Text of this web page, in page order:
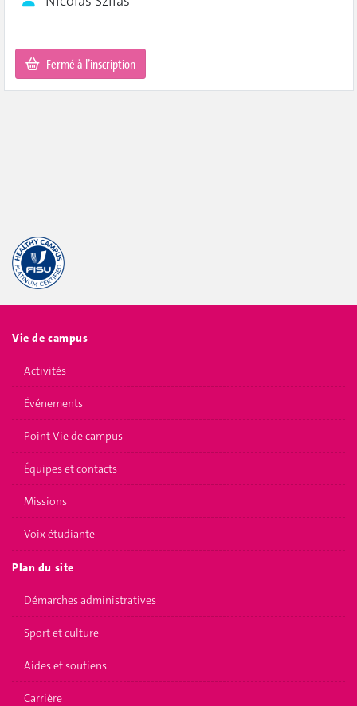
Fermé à l’inscription
Vie de campus
Activités
Événements
Point Vie de campus
Équipes et contacts
Missions
Voix étudiante
Plan du site
Démarches administratives
Sport et culture
Aides et soutiens
Carrière